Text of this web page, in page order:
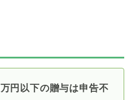
円以下の贈与は申告不